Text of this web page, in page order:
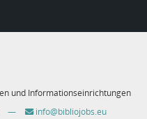
und Informationseinrichtungen
— info@bibliojobs.eu